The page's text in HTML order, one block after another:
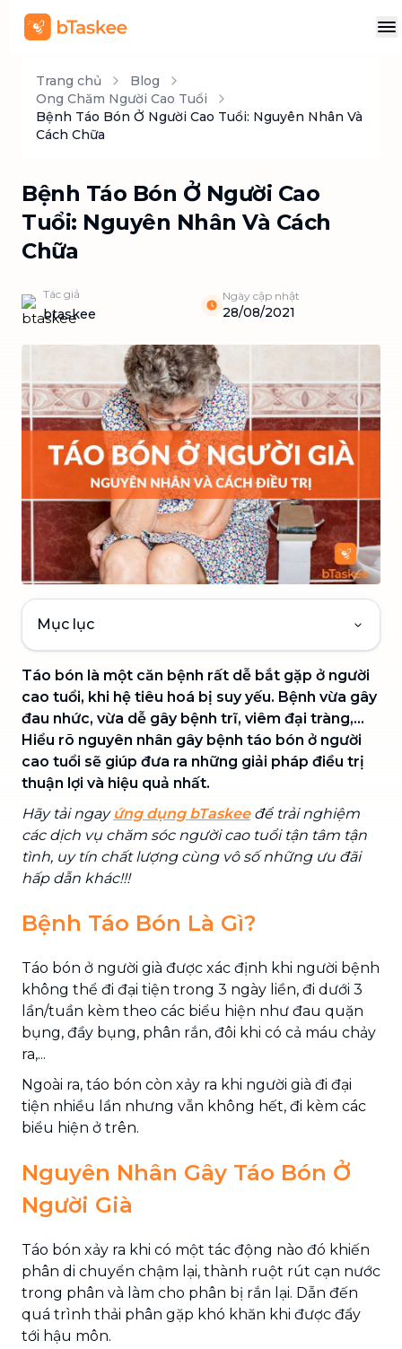
Trang chủ
Blog
Ong Chăm Người Cao Tuổi
Bệnh Táo Bón Ở Người Cao Tuổi: Nguyên Nhân Và
Cách Chữa
Bệnh Táo Bón Ở Người Cao
Tuổi: Nguyên Nhân Và Cách
Chữa
Tác giả
btaskee
Ngày cập nhật
28/08/2021
Mục lục
Táo bón là một căn bệnh rất dễ bắt gặp ở người
cao tuổi, khi hệ tiêu hoá bị suy yếu. Bệnh vừa gây
đau nhức, vừa dễ gây bệnh trĩ, viêm đại tràng,...
Hiểu rõ nguyên nhân gây bệnh táo bón ở người
cao tuổi sẽ giúp đưa ra những giải pháp điều trị
thuận lợi và hiệu quả nhất.
Hãy tải ngay ứng dụng bTaskee để trải nghiệm
các dịch vụ chăm sóc người cao tuổi tận tâm tận
tình, uy tín chất lượng cùng vô số những ưu đãi
hấp dẫn khác!!!
Bệnh Táo Bón Là Gì?
Táo bón ở người già được xác định khi người bệnh
không thể đi đại tiện trong 3 ngày liền, đi dưới 3
lần/tuần kèm theo các biểu hiện như đau quặn
bụng, đầy bụng, phân rắn, đôi khi có cả máu chảy
ra,...
Ngoài ra, táo bón còn xảy ra khi người già đi đại
tiện nhiều lần nhưng vẫn không hết, đi kèm các
biểu hiện ở trên.
Nguyên Nhân Gây Táo Bón Ở
Người Già
Táo bón xảy ra khi có một tác động nào đó khiến
phân di chuyển chậm lại, thành ruột rút cạn nước
trong phân và làm cho phân bị rắn lại. Dẫn đến
quá trình thải phân gặp khó khăn khi được đẩy
tới hậu môn.